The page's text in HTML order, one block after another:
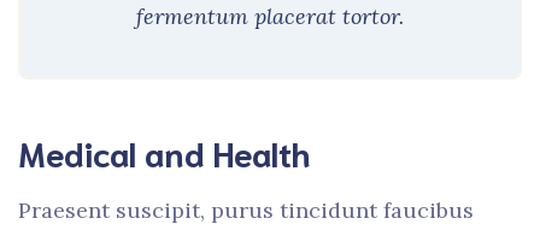
fermentum placerat tortor.
Medical and Health
Praesent suscipit, purus tincidunt faucibus